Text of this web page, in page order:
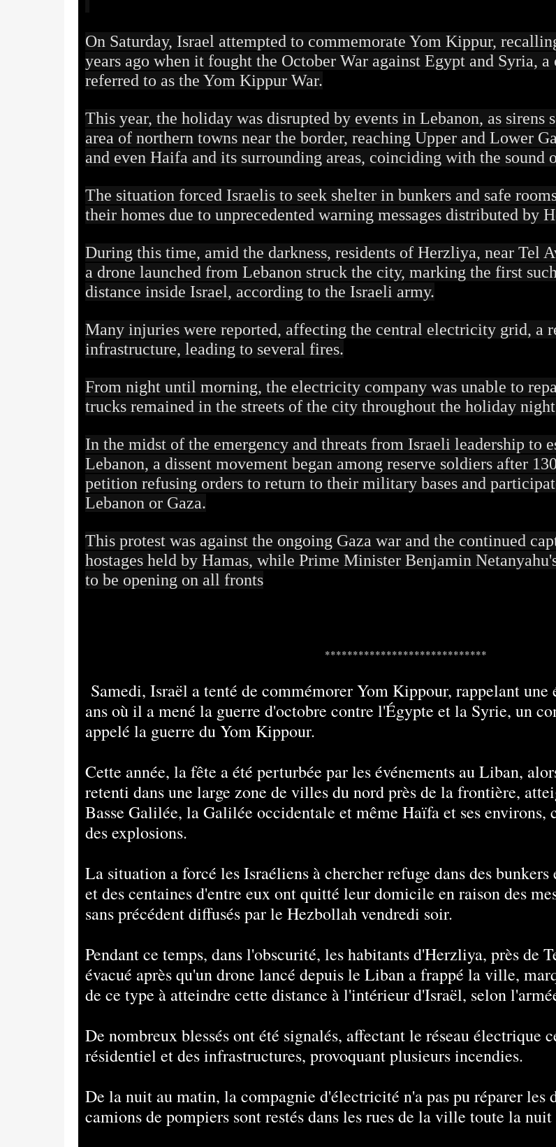
On Saturday, Israel attempted to commemorate Yom Kippur,
years ago when it fought the October War against Egypt and Syria,
referred to as the Yom Kippur War.
This year, the holiday was disrupted by events in Lebanon, as sirens
area of northern towns near the border, reaching Upper and Lower
and even Haifa and its surrounding areas, coinciding with the sound
The situation forced Israelis to seek shelter in bunkers and safe
their homes due to unprecedented warning messages distributed by
During this time, amid the darkness, residents of Herzliya, near Tel
a drone launched from Lebanon struck the city, marking the first
distance inside Israel, according to the Israeli army.
Many injuries were reported, affecting the central electricity grid, a
infrastructure, leading to several fires.
From night until morning, the electricity company was unable to
trucks remained in the streets of the city throughout the holiday
In the midst of the emergency and threats from Israeli leadership to
Lebanon, a dissent movement began among reserve soldiers after
petition refusing orders to return to their military bases and
Lebanon or Gaza.
This protest was against the ongoing Gaza war and the continued
hostages held by Hamas, while Prime Minister Benjamin
to be opening on all fronts
*****************************
Samedi, Israël a tenté de commémorer Yom Kippour, rappelant
ans où il a mené la guerre d'octobre contre l'Égypte et la Syrie, un
appelé la guerre du Yom Kippour.
Cette année, la fête a été perturbée par les événements au Liban,
retenti dans une large zone de villes du nord près de la frontière,
Basse Galilée, la Galilée occidentale et même Haïfa et ses
des explosions.
La situation a forcé les Israéliens à chercher refuge dans des bunkers
et des centaines d'entre eux ont quitté leur domicile en raison des
sans précédent diffusés par le Hezbollah vendredi soir.
Pendant ce temps, dans l'obscurité, les habitants d'Herzliya, près de
évacué après qu'un drone lancé depuis le Liban a frappé la ville,
de ce type à atteindre cette distance à l'intérieur d'Israël, selon
De nombreux blessés ont été signalés, affectant le réseau électrique
résidentiel et des infrastructures, provoquant plusieurs incendies.
De la nuit au matin, la compagnie d'électricité n'a pas pu réparer les
camions de pompiers sont restés dans les rues de la ville toute la